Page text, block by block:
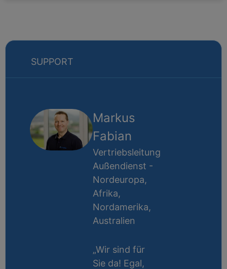
SUPPORT
Markus
Fabian
Vertriebsleitung
Außendienst -
Nordeuropa,
Afrika,
Nordamerika,
Australien
„Wir sind für
Sie da! Egal,